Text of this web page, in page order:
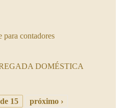
para contadores
DOMÉSTICA
15
próximo ›